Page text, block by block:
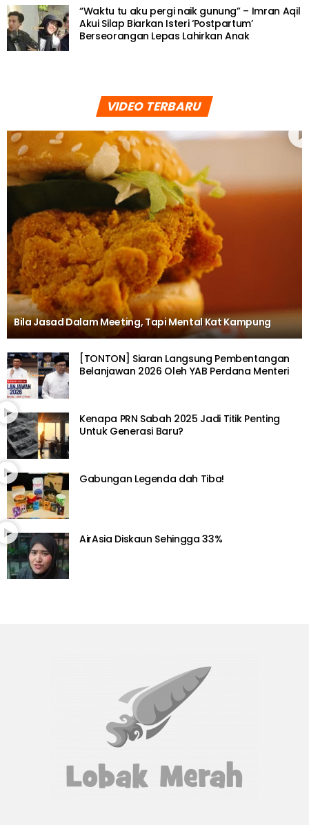
“Waktu tu aku pergi naik gunung” – Imran Aqil
Akui Silap Biarkan Isteri ‘Postpartum’
Berseorangan Lepas Lahirkan Anak
VIDEO TERBARU
Bila Jasad Dalam Meeting, Tapi Mental Kat Kampung
[TONTON] Siaran Langsung Pembentangan
Belanjawan 2026 Oleh YAB Perdana Menteri
Kenapa PRN Sabah 2025 Jadi Titik Penting
Untuk Generasi Baru?
Gabungan Legenda dah Tiba!
AirAsia Diskaun Sehingga 33%